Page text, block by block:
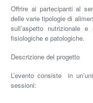
Offrire ai partecipanti al
delle varie tipologie di
sull’aspetto nutrizionale
fisiologiche e patologiche.
Descrizione del progetto
L’evento consiste in
sessioni: